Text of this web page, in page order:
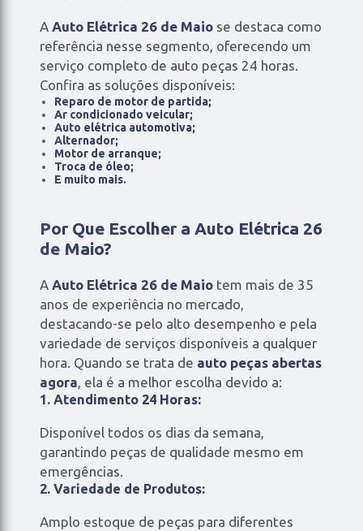
AAuto Elétrica 26 de Maio se destaca como
referência nesse segmento, oferecendo um
serviço completo de auto peças 24 horas.
Confira as soluções disponíveis:
Reparo de motor de partida;
Ar condicionado veicular;
Auto elétrica automotiva;
Alternador;
Motor de arranque;
Troca de óleo;
E muito mais.
Por Que Escolher a Auto Elétrica 26
de Maio?
AAuto Elétrica 26 de Maio tem mais de 35
anos de experiência no mercado,
destacando-se pelo alto desempenho e pela
variedade de serviços disponíveis a qualquer
hora. Quando se trata de auto peças abertas
agora, ela é a melhor escolha devido a:
1. Atendimento 24 Horas:
Disponível todos os dias da semana,
garantindo peças de qualidade mesmo em
emergências.
2. Variedade de Produtos:
Amplo estoque de peças para diferentes